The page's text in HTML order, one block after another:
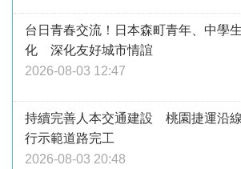
台日青春交流！日本森町青年、中學
化 深化友好城市情誼
2026-08-03 12:47
持續完善人本交通建設 桃園捷運沿
行示範道路完工
2026-08-03 20:48